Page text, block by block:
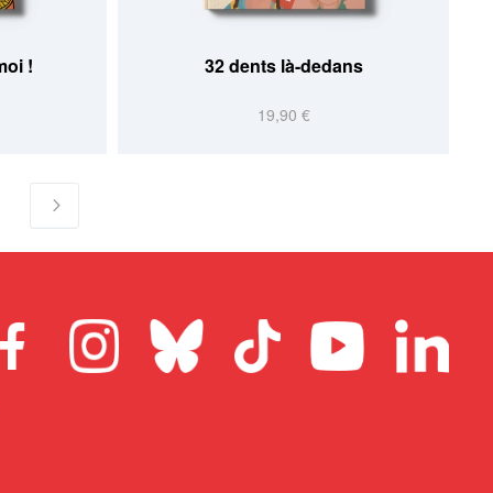
! 32 dents là-dedans
19,90 €
page